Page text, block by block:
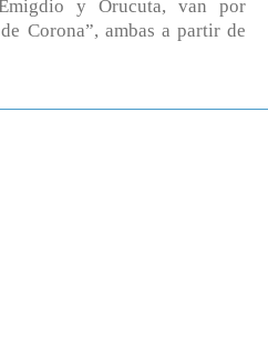
y Orucuta, van por
Corona”, ambas a partir de